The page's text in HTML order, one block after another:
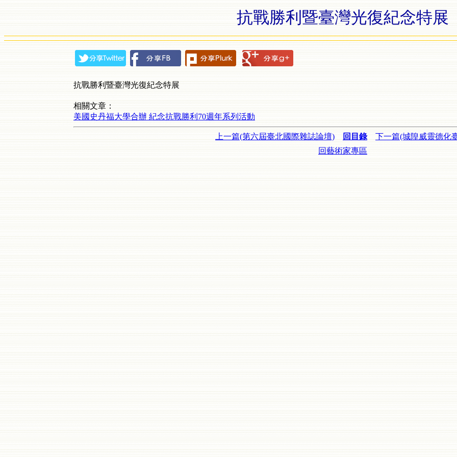
抗戰勝利暨臺灣光復紀念特展
抗戰勝利暨臺灣光復紀念特展
相關文章：
美國史丹福大學合辦 紀念抗戰勝利70週年系列活動
上一篇(第六屆臺北國際雜誌論壇) 回目錄
下一篇(城隍威靈德化
回藝術家專區